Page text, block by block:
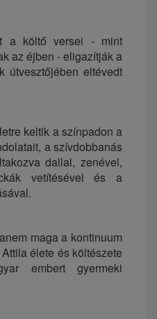
a költő versei - mint
az éjben - eligazítják a
útvesztőjében eltévedt
keltik a színpadon a
a szívdobbanás
dallal, zenével,
vetítésével és a
maga a kontinuum
élete és költészete
embert gyermeki